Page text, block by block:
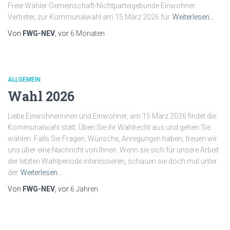
Freie Wähler Gemeinschaft-Nichtparteigebunde Einwohner
Vertreter, zur Kommunalwahl am 15.März 2026 für Weiterlesen…
Von FWG-NEV , vor 6 Monaten
ALLGEMEIN
Wahl 2026
Liebe Einwohnerinnen und Einwohner, am 15.März 2026 findet die
Kommunalwahl statt. Üben Sie ihr Wahlrecht aus und gehen Sie
wählen. Falls Sie Fragen, Wünsche, Anregungen haben, freuen wir
uns über eine Nachricht von Ihnen. Wenn sie sich für unsere Arbeit
der letzten Wahlperiode interessieren, schauen sie doch mal unter
der Weiterlesen…
Von FWG-NEV , vor 6 Jahren